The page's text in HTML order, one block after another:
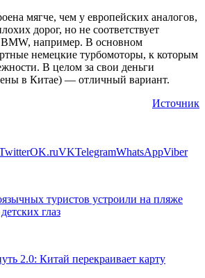
мягче, чем у европейских аналогов,
дорог, но не соответствует
например. В основном
немецкие турбомоторы, к которым
В целом за свои деньги
в Китае) — отличный вариант.
Источник
OK.ruVKTelegramWhatsAppViber
туристов устроили на пляже
глаз
2.0: Китай перекраивает карту